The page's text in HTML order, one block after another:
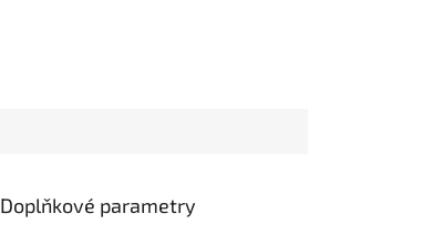
Doplňkové parametry